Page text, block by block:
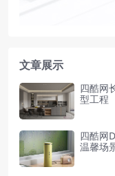
文章展示
四酷网
型工程
四酷网
温馨场